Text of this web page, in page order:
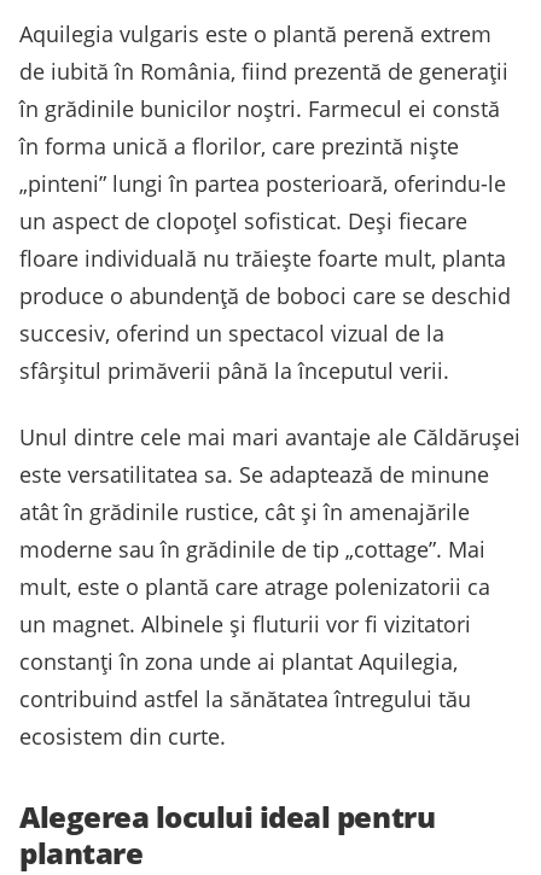
Aquilegia vulgaris este o plantă perenă extrem
de iubită în România, fiind prezentă de generații
în grădinile bunicilor noștri. Farmecul ei constă
în forma unică a florilor, care prezintă niște
„pinteni” lungi în partea posterioară, oferindu-le
un aspect de clopoțel sofisticat. Deși fiecare
floare individuală nu trăiește foarte mult, planta
produce o abundență de boboci care se deschid
succesiv, oferind un spectacol vizual de la
sfârșitul primăverii până la începutul verii.
Unul dintre cele mai mari avantaje ale Căldărușei
este versatilitatea sa. Se adaptează de minune
atât în grădinile rustice, cât și în amenajările
moderne sau în grădinile de tip „cottage”. Mai
mult, este o plantă care atrage polenizatorii ca
un magnet. Albinele și fluturii vor fi vizitatori
constanți în zona unde ai plantat Aquilegia,
contribuind astfel la sănătatea întregului tău
ecosistem din curte.
Alegerea locului ideal pentru
plantare